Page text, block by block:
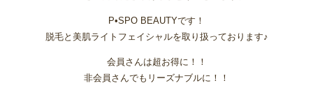
P•SPO BEAUTYです！
脱毛と美肌ライトフェイシャルを取り扱っております♪
会員さんは超お得に！！
非会員さんでもリーズナブルに！！